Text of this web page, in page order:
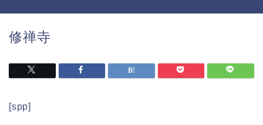
修禅寺
[spp]